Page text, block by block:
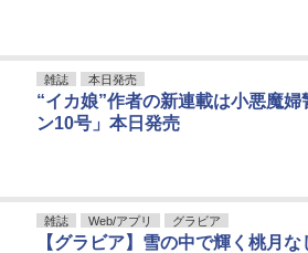
雑誌 本日発売
“イカ娘”作者の新連載は小悪魔
ン10号」本日発売
雑誌 Web/アプリ グラビア
【グラビア】雪の中で輝く桃月